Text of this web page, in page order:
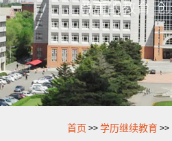
首页 >>学历继续教育>>